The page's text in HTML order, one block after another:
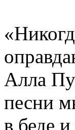
Алла
песни
в беде